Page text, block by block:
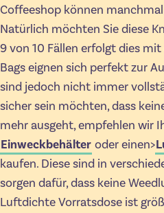
Coffeeshop können
Natürlich möchten Sie diese
9 von 10 Fällen erfolgt dies
Bags eignen sich perfekt zur
sind jedoch nicht immer
sicher sein möchten, dass
mehr ausgeht, empfehlen wir
Einweckbehälter oder einen>
kaufen. Diese sind in
sorgen dafür, dass keine
Luftdichte Vorratsdose ist